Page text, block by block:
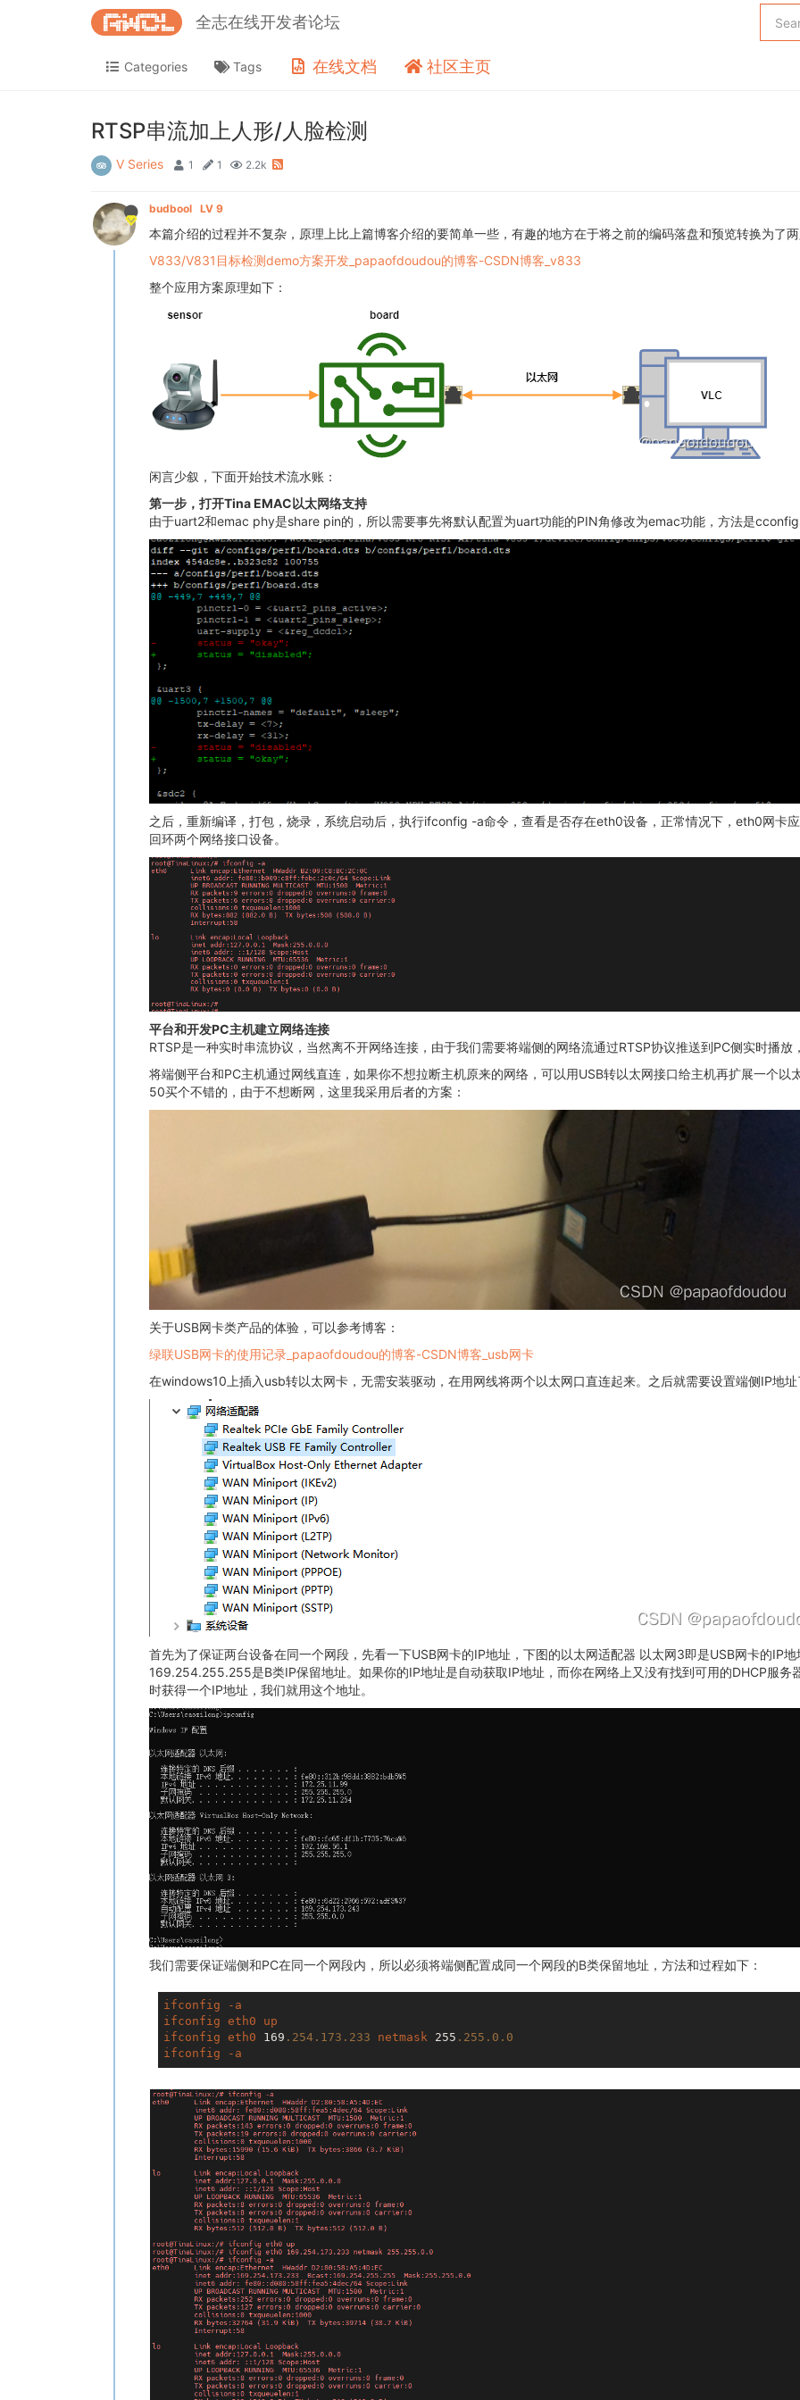
全志在线开发者论坛
Categories Tags 在线文档 社区主页
RTSP串流加上人形/人脸检测
V Series 1 1 2.2k
budbool LV 9
本篇介绍的过程并不复杂，原理上比上篇博客介绍的要简单一些，有趣的地方在于将之前的编码落盘和预览转换为了
V833/V831目标检测demo方案开发_papaofdoudou的博客-CSDN博客_v833
整个应用方案原理如下：
闲言少叙，下面开始技术流水账：
第一步，打开Tina EMAC以太网络支持
由于uart2和emac phy是share pin的，所以需要事先将默认配置为uart功能的PIN角修改为emac功能，方法是
之后，重新编译，打包，烧录，系统启动后，执行ifconfig -a命令，查看是否存在eth0设备，正常情况下，eth0网卡
回环两个网络接口设备。
平台和开发PC主机建立网络连接
RTSP是一种实时串流协议，当然离不开网络连接，由于我们需要将端侧的网络流通过RTSP协议推送到PC侧实时播
将端侧平台和PC主机通过网线直连，如果你不想拉断主机原来的网络，可以用USB转以太网接口给主机再扩展一个
50买个不错的，由于不想断网，这里我采用后者的方案：
关于USB网卡类产品的体验，可以参考博客：
绿联USB网卡的使用记录_papaofdoudou的博客-CSDN博客_usb网卡
在windows10上插入usb转以太网卡，无需安装驱动，在用网线将两个以太网口直连起来。之后就需要设置端侧IP地址
首先为了保证两台设备在同一个网段，先看一下USB网卡的IP地址，下图的以太网适配器 以太网3即是USB网卡的
169.254.255.255是B类IP保留地址。如果你的IP地址是自动获取IP地址，而你在网络上又没有找到可用的DHCP服
时获得一个IP地址，我们就用这个地址。
我们需要保证端侧和PC在同一个网段内，所以必须将端侧配置成同一个网段的B类保留地址，方法和过程如下：
ifconfig
-a
ifconfig eth0
up
ifconfig eth0 169 .254 .173 .233 netmask 255 .255 .0 .0
ifconfig
-a